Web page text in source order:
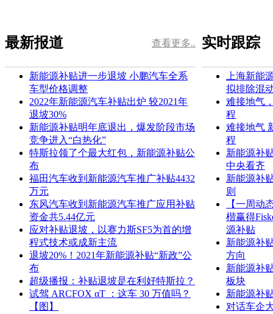
查看更多..
最新报道
新能源补贴进一步退坡 小鹏汽车全系
车型价格调整
2022年新能源汽车补贴出炉 较2021年
退坡30%
新能源补贴明年底退出，爆发阶段市场
竞争进入“白热化”
特斯拉领了个最大红包，新能源补贴公
布
福田汽车收到新能源汽车推广补贴4432
万元
东风汽车收到新能源汽车推广应用补贴
资金共5.44亿元
应对补贴退坡，以赛力斯SF5为首的增
程式技术或成新主流
退坡20%！2021年新能源补贴“新政”公
布
超级播报：补贴退坡是在利好特斯拉？
试驾 ARCFOX αT ：这车 30 万值吗？
【图】
实时跟踪
上海新能
拟排除混
难接地气
程
难接地气
程
新能源补
中央看齐
新能源补
则
【一周动
楷赢得
源补贴
新能源补
方向
新能源补
板块
新能源补
对话车企